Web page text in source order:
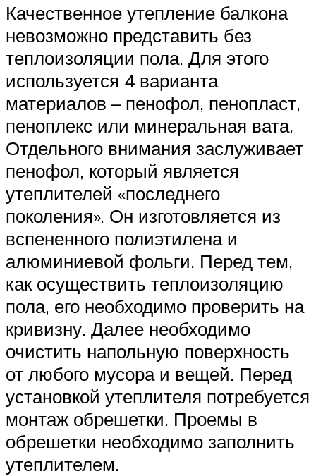
Качественное утепление балкона
невозможно представить без
теплоизоляции пола. Для этого
используется 4 варианта
материалов – пенофол, пенопласт,
пеноплекс или минеральная вата.
Отдельного внимания заслуживает
пенофол, который является
утеплителей «последнего
поколения». Он изготовляется из
вспененного полиэтилена и
алюминиевой фольги. Перед тем,
как осуществить теплоизоляцию
пола, его необходимо проверить на
кривизну. Далее необходимо
очистить напольную поверхность
от любого мусора и вещей. Перед
установкой утеплителя потребуется
монтаж обрешетки. Проемы в
обрешетки необходимо заполнить
утеплителем.